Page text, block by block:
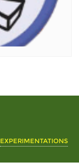
EXPERIMENTATIONS